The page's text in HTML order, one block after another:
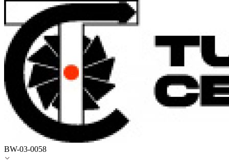
BW-03-0058